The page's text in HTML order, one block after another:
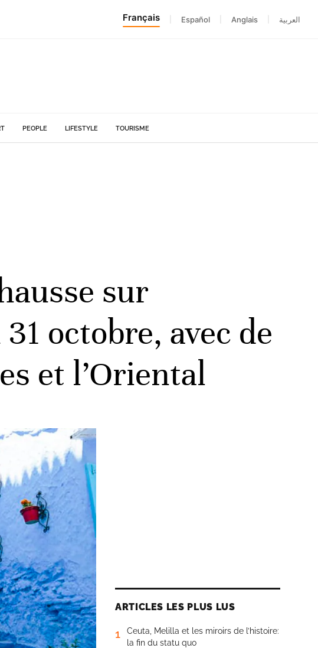
Français Español Anglais العربية
PEOPLE LIFESTYLE TOURISME
sur
octobre, avec de
et l’Oriental
ARTICLES LES PLUS LUS
1
Ceuta, Melilla et les miroirs de l’histoire:
la fin du statu quo